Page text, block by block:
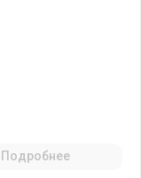
Подробнее